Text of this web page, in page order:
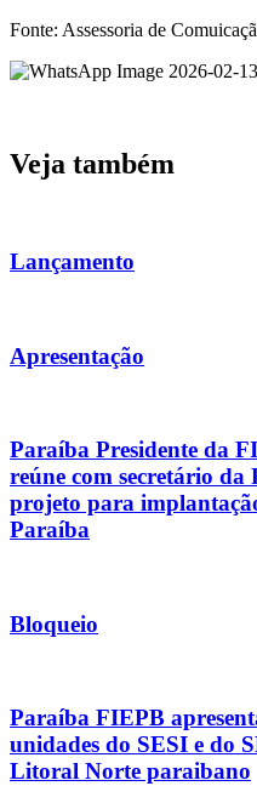
Fonte: Assessoria de
Veja também
Lançamento
Apresentação
Paraíba Presidente da
reúne com secretário da
projeto para
Paraíba
Bloqueio
Paraíba FIEPB
unidades do SESI e do
Litoral Norte paraibano